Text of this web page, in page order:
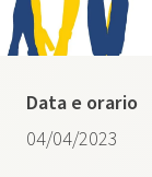
Data e orario
04/04/2023